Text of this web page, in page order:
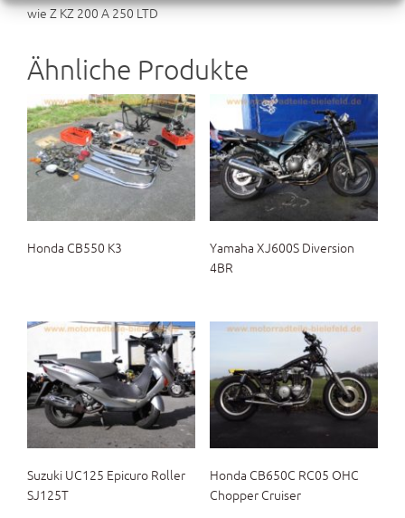
wie Z KZ 200 A 250 LTD
Ähnliche Produkte
Honda CB550 K3
Yamaha XJ600S Diversion
4BR
Suzuki UC125 Epicuro Roller
SJ125T
Honda CB650C RC05 OHC
Chopper Cruiser